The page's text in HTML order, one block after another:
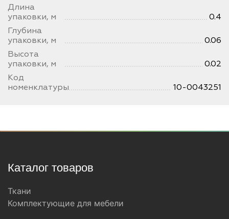
Длина
упаковки, м
0.4
Глубина
упаковки, м
0.06
Высота
упаковки, м
0.02
Код
номенклатуры
10-0043251
Каталог товаров
Ткани
Комплектующие для мебели